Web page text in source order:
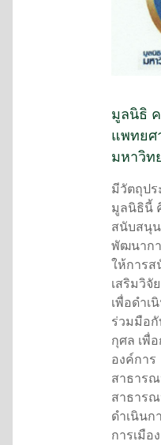
มูลนิธิ
แพทยศ
มหาวิท
มีวัตถุป
มูลนิธินี้
สนับสนุ
พัฒนาก
ให้การ
เสริมวิจั
เพื่อดำเ
ร่วมมือ
กุศล เพื่
องค์การ
สาธาร
สาธาร
ดำเนินก
การเมือ